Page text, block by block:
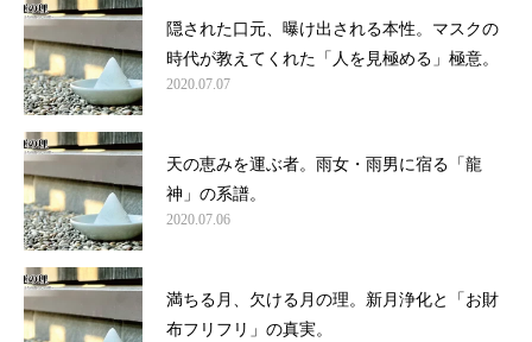
隠された口元、曝け出される本性。マスクの
時代が教えてくれた「人を見極める」極意。
2020.07.07
天の恵みを運ぶ者。雨女・雨男に宿る「龍
神」の系譜。
2020.07.06
満ちる月、欠ける月の理。新月浄化と「お財
布フリフリ」の真実。